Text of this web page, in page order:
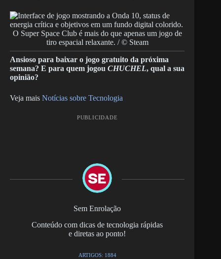
O Super Space Club é mais do que apenas um jogo de
tiro espacial relaxante. / © Steam
Ansioso para baixar o jogo gratuito da próxima
semana? E para quem jogou CHUCHEL, qual a sua
opinião?
Veja mais Notícias sobre Tecnologia
PUBLICIDADE
Sem Enrolação
Conteúdo com dicas de tecnologia rápidas
e diretas ao ponto!
ARTIGOS: 1884